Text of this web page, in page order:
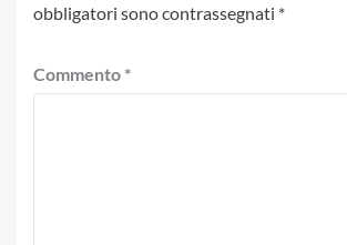
obbligatori sono contrassegnati *
Commento *